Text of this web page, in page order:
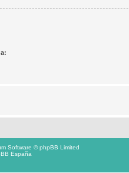
Software © phpBB Limited
España